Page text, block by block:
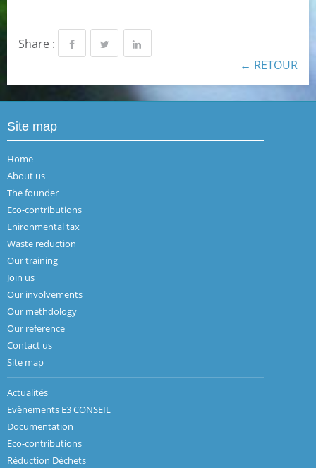
Share :
← RETOUR
Site map
Home
About us
The founder
Eco-contributions
Enironmental tax
Waste reduction
Our training
Join us
Our involvements
Our methdology
Our reference
Contact us
Site map
Actualités
Evènements E3 CONSEIL
Documentation
Eco-contributions
Réduction Déchets